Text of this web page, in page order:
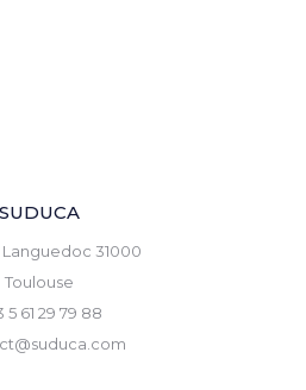
SUDUCA
31000
Toulouse
5 61 29 79 88